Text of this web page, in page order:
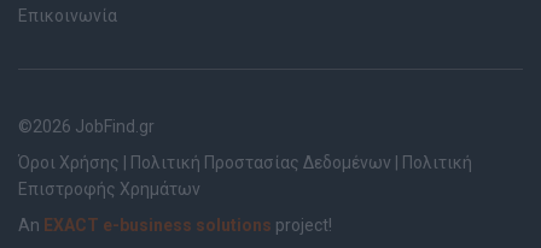
Επικοινωνία
©2026 JobFind.gr
Όροι Χρήσης
Πολιτική Προστασίας Δεδομένων
Πολιτική
Επιστροφής Χρημάτων
An EXACT e-business solutions project!